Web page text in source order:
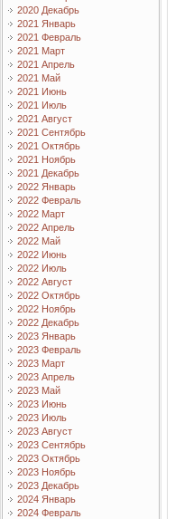
2020 Декабрь
2021 Январь
2021 Февраль
2021 Март
2021 Апрель
2021 Май
2021 Июнь
2021 Июль
2021 Август
2021 Сентябрь
2021 Октябрь
2021 Ноябрь
2021 Декабрь
2022 Январь
2022 Февраль
2022 Март
2022 Апрель
2022 Май
2022 Июнь
2022 Июль
2022 Август
2022 Октябрь
2022 Ноябрь
2022 Декабрь
2023 Январь
2023 Февраль
2023 Март
2023 Апрель
2023 Май
2023 Июнь
2023 Июль
2023 Август
2023 Сентябрь
2023 Октябрь
2023 Ноябрь
2023 Декабрь
2024 Январь
2024 Февраль